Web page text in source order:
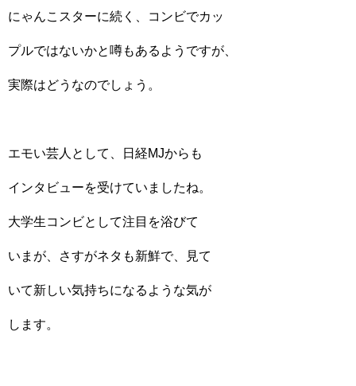
にゃんこスターに続く、コンビでカッ
プルではないかと噂もあるようですが、
実際はどうなのでしょう。
エモい芸人として、日経MJからも
インタビューを受けていましたね。
大学生コンビとして注目を浴びて
いまが、さすがネタも新鮮で、見て
いて新しい気持ちになるような気が
します。